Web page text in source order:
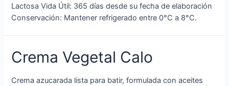
Lactosa Vida Útil: 365 días desde su fecha de elaboración
Conservación: Mantener refrigerado entre 0°C a 8°C.
Crema Vegetal Calo
Crema azucarada lista para batir, formulada con aceites